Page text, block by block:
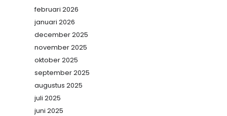
februari 2026
januari 2026
december 2025
november 2025
oktober 2025
september 2025
augustus 2025
juli 2025
juni 2025